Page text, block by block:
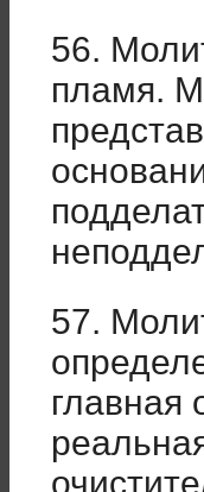
56.
пламя.
57.
главная